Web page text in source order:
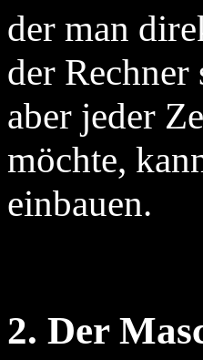
der man
der
aber jeder
möchte,
einbauen.
2. Der